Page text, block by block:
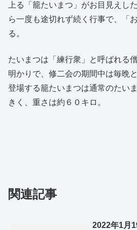
上る「籠たいまつ」がお目見えし
ら一度も途切れず続く行事で、「
る。
たいまつは「練行衆」と呼ばれる
明かりで、修二会の期間中は毎晩
登場する籠たいまつは通常のたい
きく、重さは約６０キロ。
関連記事
2022年1月